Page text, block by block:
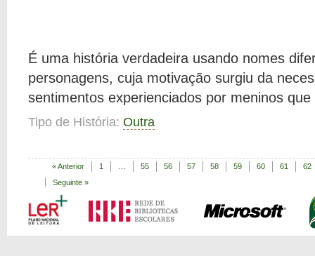
É uma história verdadeira usando nomes
personagens, cuja motivação surgiu da
sentimentos experienciados por meninos
Tipo de História: Outra
« Anterior 1 55 56 57 58 59 60 61
62
Seguinte »